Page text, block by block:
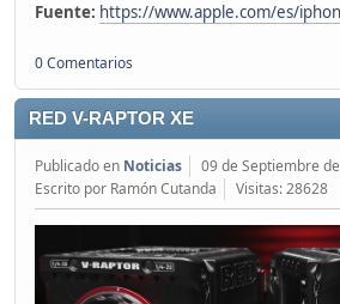
Fuente: https://www.apple.com/es/
0 Comentarios
RED V-RAPTOR XE
Publicado en Noticias
09 de Septiembre
Escrito por Ramón Cutanda
Visitas: 28628